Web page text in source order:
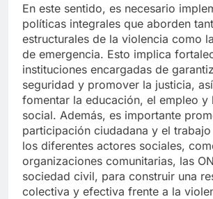
En este sentido, es necesario
políticas integrales que aborden
estructurales de la violencia como
de emergencia. Esto implica
instituciones encargadas de
seguridad y promover la justicia,
fomentar la educación, el empleo y
social. Además, es importante
participación ciudadana y el
los diferentes actores sociales,
organizaciones comunitarias, las
sociedad civil, para construir una
colectiva y efectiva frente a la